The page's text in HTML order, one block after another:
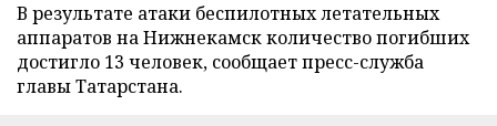
В результате атаки беспилотных летательных
аппаратов на Нижнекамск количество погибших
достигло 13 человек, сообщает пресс-служба
главы Татарстана.